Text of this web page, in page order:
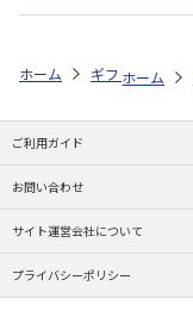
ホーム ギフトストア
ホーム
ご利用ガイド
お問い合わせ
サイト運営会社について
プライバシーポリシー